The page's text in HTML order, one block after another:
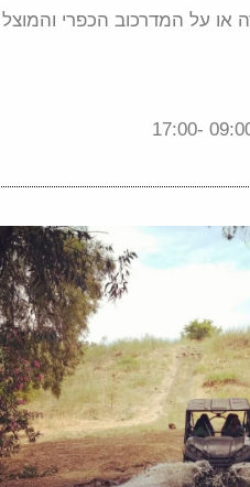
או על המדרכוב הכפרי והמוצל